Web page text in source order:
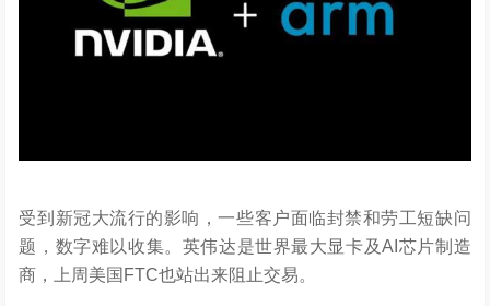
受到新冠大流行的影响，一些客户面临封禁和劳工短缺问
题，数字难以收集。英伟达是世界最大显卡及AI芯片制造
商，上周美国FTC也站出来阻止交易。